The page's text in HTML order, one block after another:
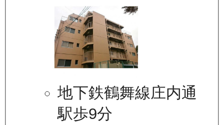
地下鉄鶴舞線庄内通
駅歩9分